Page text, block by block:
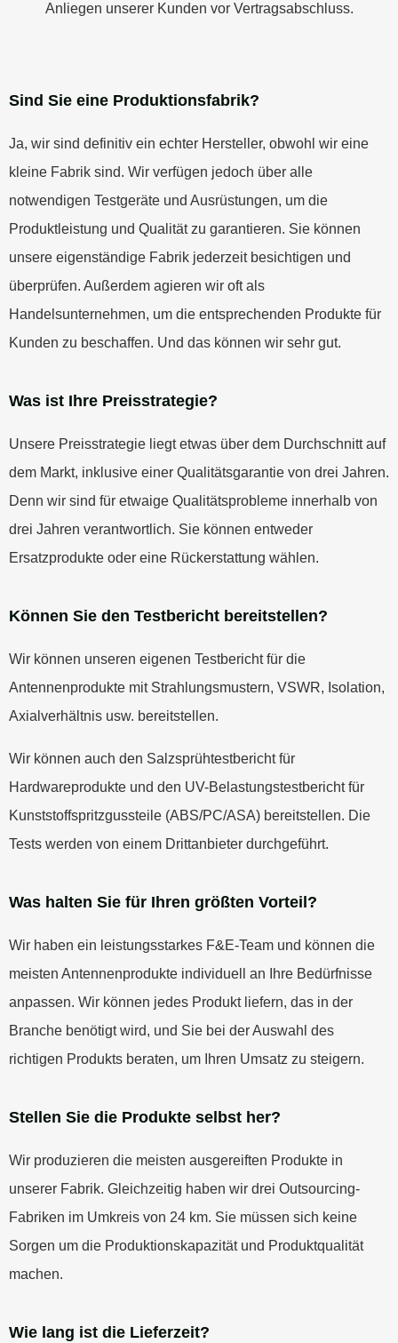
Anliegen unserer Kunden vor Vertragsabschluss.
Sind Sie eine Produktionsfabrik?
Ja, wir sind definitiv ein echter Hersteller, obwohl wir eine
kleine Fabrik sind. Wir verfügen jedoch über alle
notwendigen Testgeräte und Ausrüstungen, um die
Produktleistung und Qualität zu garantieren. Sie können
unsere eigenständige Fabrik jederzeit besichtigen und
überprüfen. Außerdem agieren wir oft als
Handelsunternehmen, um die entsprechenden Produkte für
Kunden zu beschaffen. Und das können wir sehr gut.
Was ist Ihre Preisstrategie?
Unsere Preisstrategie liegt etwas über dem Durchschnitt auf
dem Markt, inklusive einer Qualitätsgarantie von drei Jahren.
Denn wir sind für etwaige Qualitätsprobleme innerhalb von
drei Jahren verantwortlich. Sie können entweder
Ersatzprodukte oder eine Rückerstattung wählen.
Können Sie den Testbericht bereitstellen?
Wir können unseren eigenen Testbericht für die
Antennenprodukte mit Strahlungsmustern, VSWR, Isolation,
Axialverhältnis usw. bereitstellen.
Wir können auch den Salzsprühtestbericht für
Hardwareprodukte und den UV-Belastungstestbericht für
Kunststoffspritzgussteile (ABS/PC/ASA) bereitstellen. Die
Tests werden von einem Drittanbieter durchgeführt.
Was halten Sie für Ihren größten Vorteil?
Wir haben ein leistungsstarkes F&E-Team und können die
meisten Antennenprodukte individuell an Ihre Bedürfnisse
anpassen. Wir können jedes Produkt liefern, das in der
Branche benötigt wird, und Sie bei der Auswahl des
richtigen Produkts beraten, um Ihren Umsatz zu steigern.
Stellen Sie die Produkte selbst her?
Wir produzieren die meisten ausgereiften Produkte in
unserer Fabrik. Gleichzeitig haben wir drei Outsourcing-
Fabriken im Umkreis von 24 km. Sie müssen sich keine
Sorgen um die Produktionskapazität und Produktqualität
machen.
Wie lang ist die Lieferzeit?